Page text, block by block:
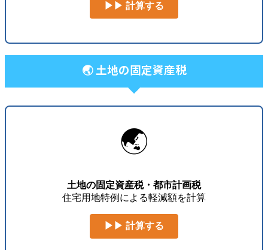
▶▶ 計算する
🌏 土地の固定資産税
🌏
土地の固定資産税・都市計画税
住宅用地特例による軽減額を計算
▶▶ 計算する